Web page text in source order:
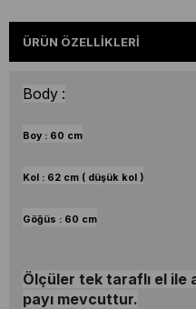
ÜRÜN ÖZELLIKLERI
Body :
Boy : 60 cm
Kol : 62 cm ( düşük kol )
Göğüs : 60 cm
Ölçüler tek taraflı el ile
payı mevcuttur.